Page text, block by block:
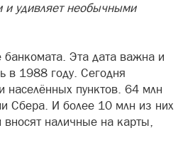
и удивляет необычными
Эта дата важна и
в 1988 году. Сегодня
населённых пунктов. 64 млн
Сбера. И более 10 млн из них
наличные на карты,